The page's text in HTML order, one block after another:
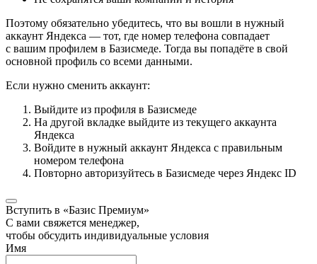
Поэтому обязательно убедитесь, что вы вошли в нужный
аккаунт Яндекса — тот, где номер телефона совпадает
с вашим профилем в Базисмеде. Тогда вы попадёте в свой
основной профиль со всеми данными.
Если нужно сменить аккаунт:
Выйдите из профиля в Базисмеде
На другой вкладке выйдите из текущего аккаунта
Яндекса
Войдите в нужный аккаунт Яндекса с правильным
номером телефона
Повторно авторизуйтесь в Базисмеде через Яндекс ID
Вступить в «Базис Премиум»
С вами свяжется менеджер,
чтобы обсудить индивидуальные условия
Имя